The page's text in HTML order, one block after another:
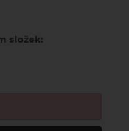
složek: